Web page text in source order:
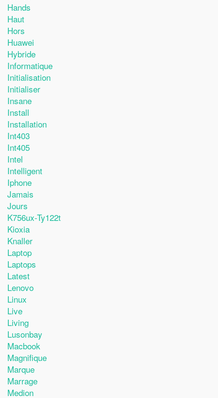
Hands
Haut
Hors
Huawei
Hybride
Informatique
Initialisation
Initialiser
Insane
Install
Installation
Int403
Int405
Intel
Intelligent
Iphone
Jamais
Jours
K756ux-Ty122t
Kioxia
Knaller
Laptop
Laptops
Latest
Lenovo
Linux
Live
Living
Lusonbay
Macbook
Magnifique
Marque
Marrage
Medion